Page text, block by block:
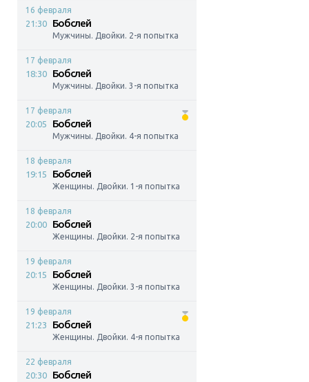
16 февраля
21:30 Бобслей
Мужчины. Двойки. 2-я попытка
17 февраля
18:30 Бобслей
Мужчины. Двойки. 3-я попытка
17 февраля
20:05 Бобслей
Мужчины. Двойки. 4-я попытка
18 февраля
19:15 Бобслей
Женщины. Двойки. 1-я попытка
18 февраля
20:00 Бобслей
Женщины. Двойки. 2-я попытка
19 февраля
20:15 Бобслей
Женщины. Двойки. 3-я попытка
19 февраля
21:23 Бобслей
Женщины. Двойки. 4-я попытка
22 февраля
20:30 Бобслей